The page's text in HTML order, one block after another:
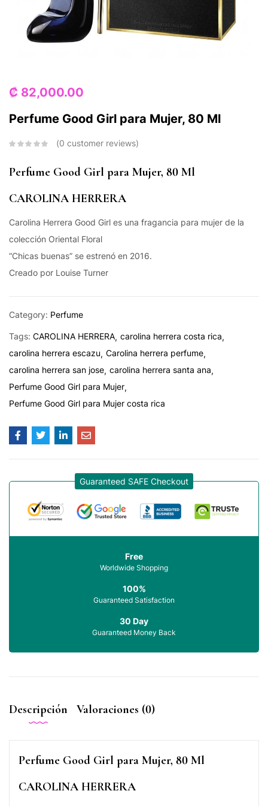
₡ 82,000.00
Perfume Good Girl para Mujer, 80 Ml
0 customer reviews
Perfume Good Girl para Mujer, 80 Ml
CAROLINA HERRERA
Carolina Herrera Good Girl es una fragancia para mujer de la
colección Oriental Floral
“Chicas buenas” se estrenó en 2016.
Creado por Louise Turner
Category: Perfume
Tags: CAROLINA HERRERA carolina herrera costa rica
carolina herrera escazu Carolina herrera perfume
carolina herrera san jose carolina herrera santa ana
Perfume Good Girl para Mujer
Perfume Good Girl para Mujer costa rica
Guaranteed SAFE Checkout
Free
Worldwide Shopping
100%
Guaranteed Satisfaction
30 Day
Guaranteed Money Back
Descripción Valoraciones (0)
Perfume Good Girl para Mujer, 80 Ml
CAROLINA HERRERA